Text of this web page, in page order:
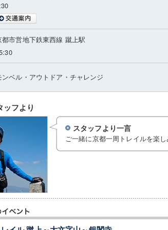
都市営地下鉄東西線 蹴上駅
ンベル・アウトドア・チャレンジ
ッフより
スタッフより一言
ご一緒に京都一周トレイルを楽し